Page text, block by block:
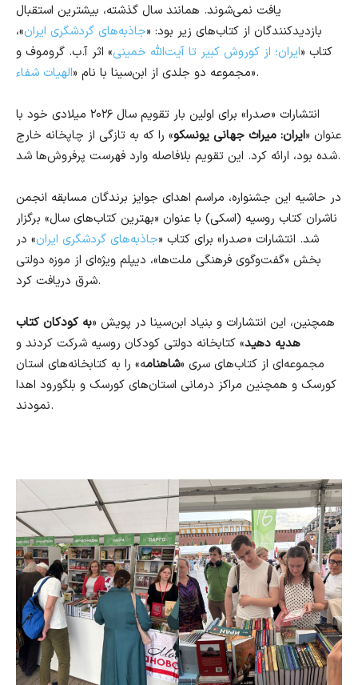
یافت نمی‌شوند. همانند سال گذشته، بیشترین استقبال
بازدیدکنندگان از کتاب‌های زیر بود: «جاذبه‌های گردشگری ایران»،
کتاب «ایران؛ از کوروش کبیر تا آیت‌الله خمینی» اثر آ.ب. گروموف و
مجموعه دو جلدی از ابن‌سینا با نام «الهیات شفاء ».
انتشارات «صدرا» برای اولین بار تقویم سال ۲۰۲۶ میلادی خود با
عنوان «ایران: میراث جهانی یونسکو» را که به تازگی از چاپخانه خارج
شده بود، ارائه کرد. این تقویم بلافاصله وارد فهرست پرفروش‌ها شد.
در حاشیه این جشنواره، مراسم اهدای جوایز برندگان مسابقه انجمن
ناشران کتاب روسیه (اسکی) با عنوان «بهترین کتاب‌های سال» برگزار
شد. انتشارات «صدرا» برای کتاب «جاذبه‌های گردشگری ایران» در
بخش «گفت‌وگوی فرهنگی ملت‌ها»، دیپلم ویژه‌ای از موزه دولتی
شرق دریافت کرد.
همچنین، این انتشارات و بنیاد ابن‌سینا در پویش «به کودکان کتاب
هدیه دهید» کتابخانه دولتی کودکان روسیه شرکت کردند و
مجموعه‌ای از کتاب‌های سری «شاهنامه» را به کتابخانه‌های استان
کورسک و همچنین مراکز درمانی استان‌های کورسک و بلگورود اهدا
نمودند.